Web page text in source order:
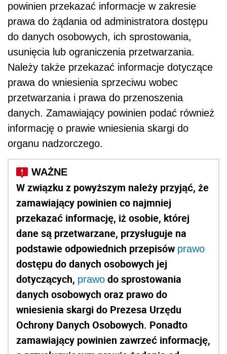
powinien przekazać informacje w zakresie
prawa do żądania od administratora dostępu
do danych osobowych, ich sprostowania,
usunięcia lub ograniczenia przetwarzania.
Należy także przekazać informacje dotyczące
prawa do wniesienia sprzeciwu wobec
przetwarzania i prawa do przenoszenia
danych. Zamawiający powinien podać również
informację o prawie wniesienia skargi do
organu nadzorczego.
W związku z powyższym należy przyjąć, że
zamawiający powinien co najmniej
przekazać informację, iż osobie, której
dane są przetwarzane, przysługuje na
podstawie odpowiednich przepisów prawo
dostępu do danych osobowych jej
dotyczących, prawo do sprostowania
danych osobowych oraz prawo do
wniesienia skargi do Prezesa Urzędu
Ochrony Danych Osobowych. Ponadto
zamawiający powinien zawrzeć informację,